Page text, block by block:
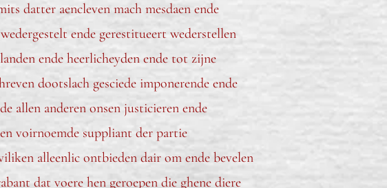
datter aencleven mach mesdaen ende
ende gerestitueert wederstellen
ende heerlicheyden ende tot zijne
dootslach gesciede imponerende ende
allen anderen onsen justicieren ende
voirnoemde suppliant der partie
alleenlic ontbieden dair om ende bevelen
dat voere hen geroepen die ghene diere